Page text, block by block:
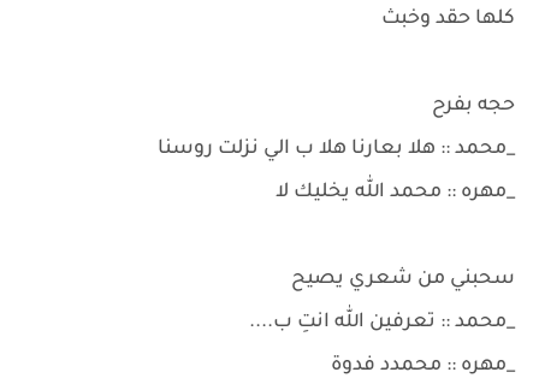
كلها حقد وخبث
حجه بفرح
_محمد :: هلا بعارنا هلا ب الي نزلت روسنا
_مهره :: محمد الله يخليك لا
سحبني من شعري يصيح
_محمد :: تعرفين الله انتِ ب....
_مهره :: محمدد فدوة